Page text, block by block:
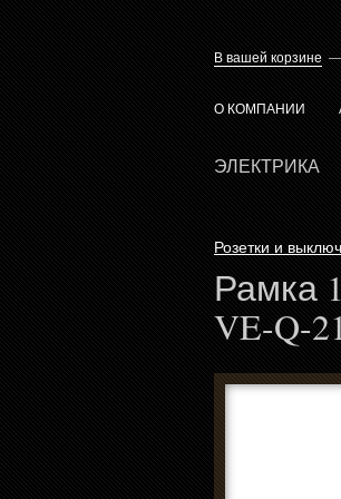
В вашей корзине —
О КОМПАНИИ
ЭЛЕКТРИКА
Розетки и
Рамка
VE-Q-